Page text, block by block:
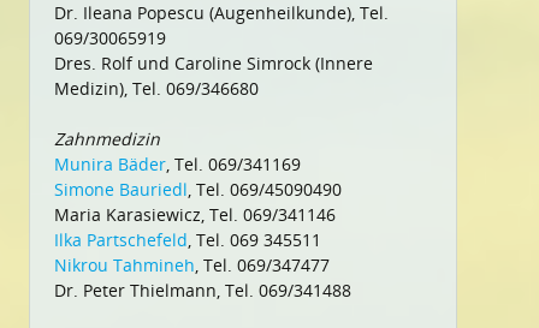
Dr. Ileana Popescu (Augenheilkunde), Tel.
069/30065919
Dres. Rolf und Caroline Simrock (Innere
Medizin), Tel. 069/346680
Zahnmedizin
Munira Bäder, Tel. 069/341169
Simone Bauriedl, Tel. 069/45090490
Maria Karasiewicz, Tel. 069/341146
Ilka Partschefeld, Tel. 069 345511
Nikrou Tahmineh, Tel. 069/347477
Dr. Peter Thielmann, Tel. 069/341488